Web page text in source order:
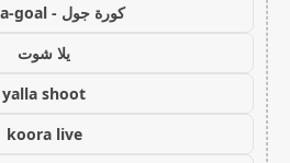
كورة جول - koora-goal
يلا شوت
yalla shoot
koora live